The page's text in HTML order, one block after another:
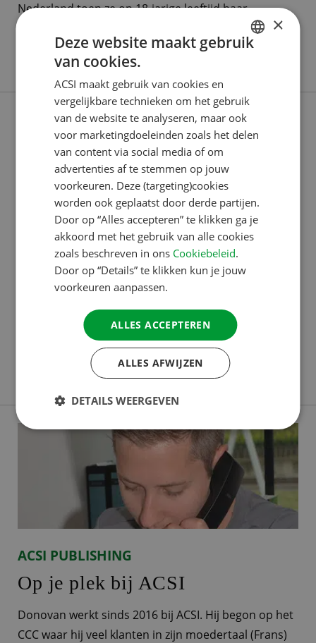
Nederland toen ze op 18-jarige leeftijd haar
Nederland te gaan werken. Ze vestigde zich in
Bilthoven, bij Utrecht, waar ze maar liefst negen jaar
woonde. In de eerste twee jaar leerde ze om het
Nederlands eigen te maken. Haar liefde
Lees verder
ACSI TOUROPERATING
Van camping tot glamping
Medewerker Backoffice Suncamp & SunLodge voor
de Touroperating-tak van ACSI. De uitdaging en
afwisseling in zijn werkzaamheden, het contact met
campings en de fijne band met collega’s zorgen
ervoor dat hij iedere dag fluitend in zijn auto stapt.
Camping La Vallée Verte 'Na de afronding
ACSI PUBLISHING
Op je plek bij ACSI
Donovan werkt sinds 2016 bij ACSI. Hij begon op het
CCC waar hij veel klanten in zijn moedertaal (Frans)
GERMAN
SPANISH
SWEDISH
×
Deze website maakt gebruik
van cookies.
ACSI maakt gebruik van cookies en
vergelijkbare technieken om het gebruik
van de website te analyseren, maar ook
voor marketingdoeleinden zoals het delen
van content via social media of om
advertenties af te stemmen op jouw
voorkeuren. Deze (targeting)cookies
worden ook geplaatst door derde partijen.
Door op “Alles accepteren” te klikken ga je
akkoord met het gebruik van alle cookies
zoals beschreven in ons Cookiebeleid.
Door op “Details” te klikken kun je jouw
voorkeuren aanpassen.
ALLES ACCEPTEREN
ALLES AFWIJZEN
DETAILS WEERGEVEN